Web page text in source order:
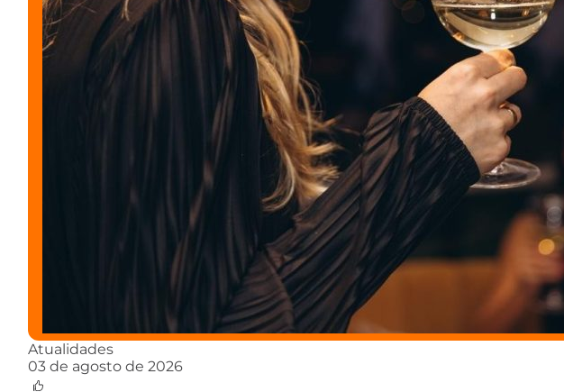
Atualidades
03 de agosto de 2026